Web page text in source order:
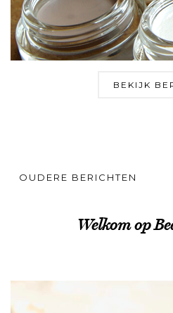
BEKIJK
OUDERE BERICHTEN
Welkom op